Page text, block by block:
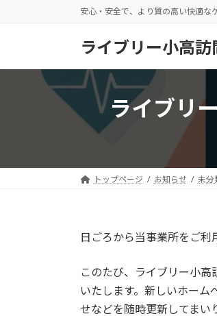
ツ
シ
安心・安全で、より質の高い快適な
ライブリー小高
ライブリ
トップページ お知らせ 未分
日ごろから当事業所をご利
このたび、ライブリー小
いたします。新しいホーム
せなどを随時更新してまい